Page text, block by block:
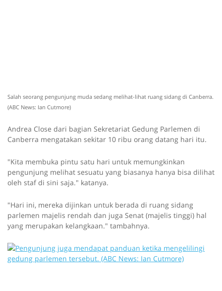
Salah seorang pengunjung muda sedang melihat-lihat ruang sidang di Canberra.
(ABC News: Ian Cutmore)
Andrea Close dari bagian Sekretariat Gedung Parlemen di
Canberra mengatakan sekitar 10 ribu orang datang hari itu.
"Kita membuka pintu satu hari untuk memungkinkan
pengunjung melihat sesuatu yang biasanya hanya bisa dilihat
oleh staf di sini saja." katanya.
"Hari ini, mereka dijinkan untuk berada di ruang sidang
parlemen majelis rendah dan juga Senat (majelis tinggi) hal
yang merupakan kelangkaan." tambahnya.